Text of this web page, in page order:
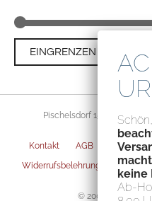
EINGRENZEN
Pischelsdorf 156, 8212
Kontakt AGB
Widerrufsbelehrung
© 2004-2026
keine
Ab-